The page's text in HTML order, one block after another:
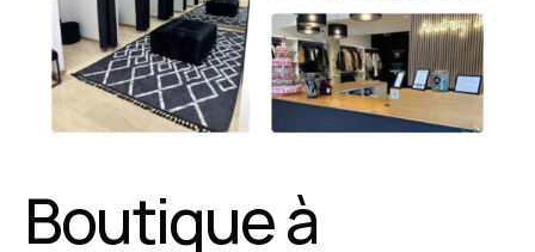
Prochain live lundi